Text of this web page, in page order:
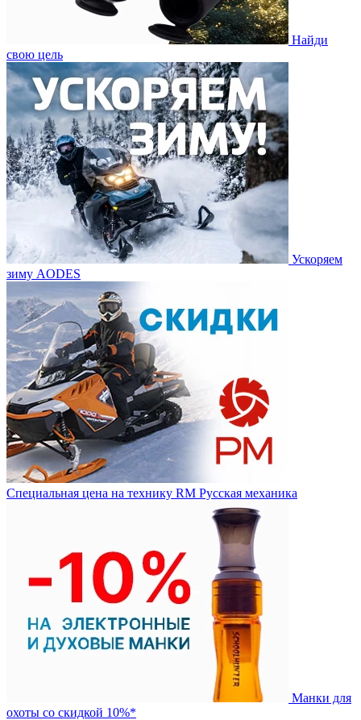
Найди
свою цель
Ускоряем
зиму AODES
Специальная цена на технику RM Русская механика
Манки для
охоты со скидкой 10%*